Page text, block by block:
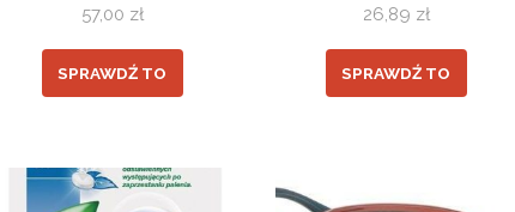
57,00 zł
SPRAWDŹ TO
26,89 zł
SPRAWDŹ TO